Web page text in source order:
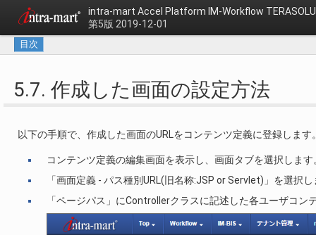
intra-mart Accel Platform IM-Workflow
第5版 2019-12-01
目次
5.7. 作成した画面の設定方法
以下の手順で、作成した画面のURLをコンテンツ定義に登録します
コンテンツ定義の編集画面を表示し、画面タブを選択します
「画面定義 - パス種別URL(旧名称:JSP or Servlet)」を選択し
「ページパス」にControllerクラスに記述した各ユーザコン